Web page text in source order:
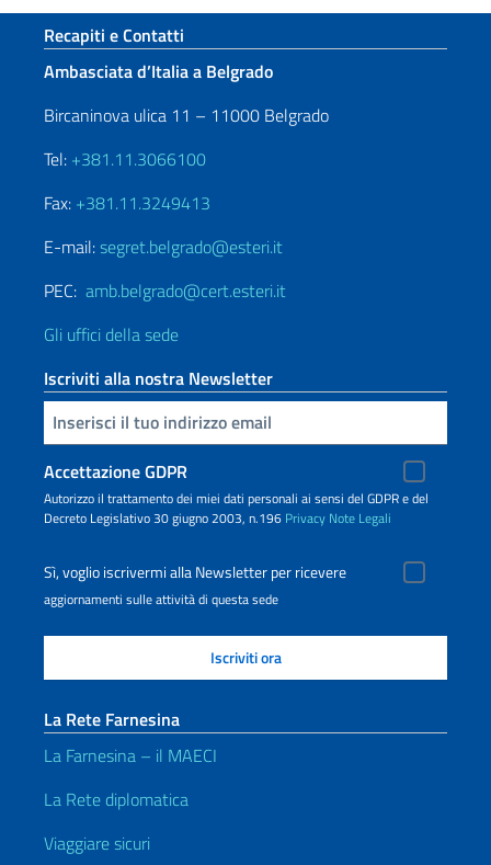
Sezione footer
Recapiti e Contatti
Ambasciata d’Italia a Belgrado
Bircaninova ulica 11 – 11000 Belgrado
Tel: +381.11.3066100
Fax: +381.11.3249413
E-mail:segret.belgrado@esteri.it
PEC: amb.belgrado@cert.esteri.it
Gli uffici della sede
Iscriviti alla nostra Newsletter
Inserisci la tua email
Accettazione GDPR
Autorizzo il trattamento dei miei dati personali ai sensi del GDPR e del
Decreto Legislativo 30 giugno 2003, n.196 Privacy Note Legali
Sì, voglio iscrivermi alla Newsletter per ricevere
aggiornamenti sulle attività di questa sede
La Rete Farnesina
La Farnesina – il MAECI
La Rete diplomatica
Viaggiare sicuri